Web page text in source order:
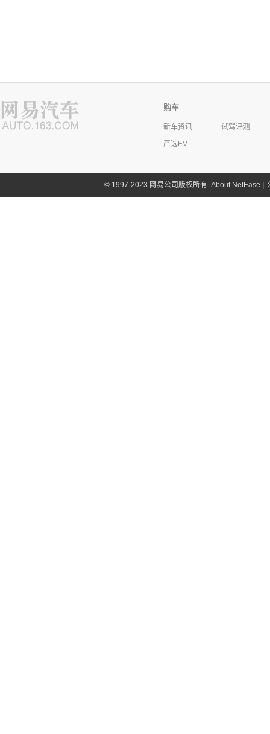
购车
新车资讯
试驾评测
严选EV
©1997-2023 网易公司版权所有 About NetEase